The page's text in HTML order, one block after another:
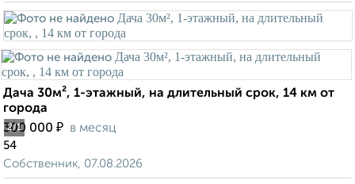
2/1
Дача 30м², 1-этажный, на длительный срок, 14 км от
города
300 000 ₽ в месяц
54
Собственник, 07.08.2026